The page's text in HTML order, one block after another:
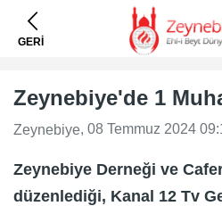
GERİ
Zeynebiye'de 1
Zeynebiye, 08 Temmuz 2024
Zeynebiye Derneği ve
düzenlediği, Kanal 12 Tv